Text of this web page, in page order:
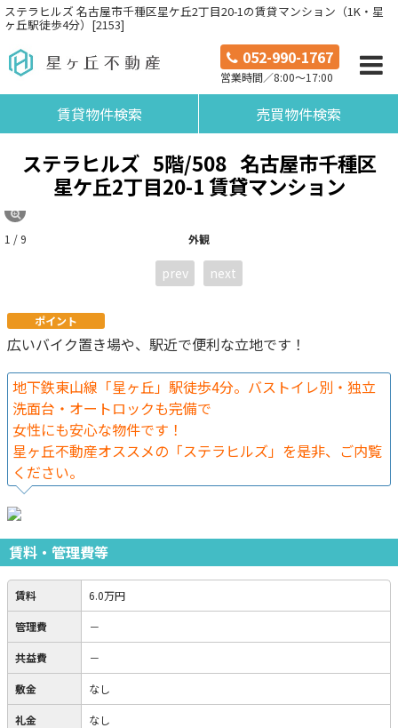
ステラヒルズ 名古屋市千種区星ケ丘2丁目20-1の賃貸マンション（1K・星
ヶ丘駅徒歩4分）[2153]
052-990-1767
営業時間／8:00～17:00
賃貸物件検索 売買物件検索
ステラヒルズ 5階/508 名古屋市千種区
星ケ丘2丁目20-1 賃貸マンション
外観
1 / 9
prev next
ポイント
広いバイク置き場や、駅近で便利な立地です！
地下鉄東山線「星ヶ丘」駅徒歩4分。バストイレ別・独立
洗面台・オートロックも完備で
女性にも安心な物件です！
星ヶ丘不動産オススメの「ステラヒルズ」を是非、ご内覧
ください。
賃料・管理費等
賃料 6.0万円
管理費 －
共益費 －
敷金 なし
礼金 なし